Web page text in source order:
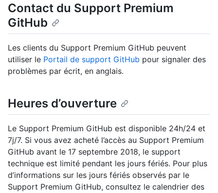
Contact du Support Premium
GitHub
Les clients du Support Premium GitHub peuvent
utiliser le Portail de support GitHub pour signaler des
problèmes par écrit, en anglais.
Heures d’ouverture
Le Support Premium GitHub est disponible 24h/24 et
7j/7. Si vous avez acheté l’accès au Support Premium
GitHub avant le 17 septembre 2018, le support
technique est limité pendant les jours fériés. Pour plus
d’informations sur les jours fériés observés par le
Support Premium GitHub, consultez le calendrier des